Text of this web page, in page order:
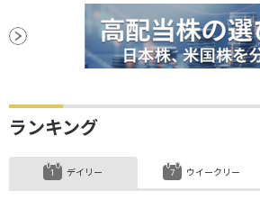
ランキング
デイリー ウイークリー